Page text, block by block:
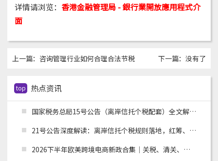
详情请浏览： 香港金融管理局 - 銀行業開放應用程式介
面
上一篇： 咨询管理行业如何合理合法节税 下一篇：没有了
top 热点资讯
国家税务总局15号公告（离岸信托个税配套）全文解读：申报主体、时间节点、追溯资料与跨境架构整改
21号公告深度解读：离岸信托个税规则落地，红筹、高净值架构迎来重大合规变革
2026下半年欧美跨境电商新政合集｜关税、清关、环保合规全面收紧，卖家如何应对？